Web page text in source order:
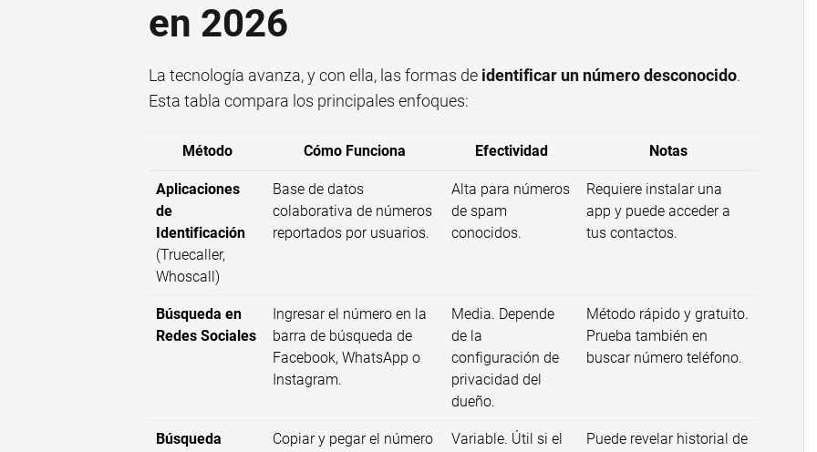
en 2026
La tecnología avanza, y con ella, las formas de identificar un número desconocido.
Esta tabla compara los principales enfoques:
Método Cómo Funciona Efectividad Notas
Aplicaciones
de
Identificación
(Truecaller,
Whoscall)
Base de datos
colaborativa de números
reportados por usuarios.
Alta para números
de spam
conocidos.
Requiere instalar una
app y puede acceder a
tus contactos.
Búsqueda en
Redes Sociales
Ingresar el número en la
barra de búsqueda de
Facebook, WhatsApp o
Instagram.
Media. Depende
de la
configuración de
privacidad del
dueño.
Método rápido y gratuito.
Prueba también en
buscar número teléfono.
Búsqueda Copiar y pegar el número Variable. Útil si el Puede revelar historial de